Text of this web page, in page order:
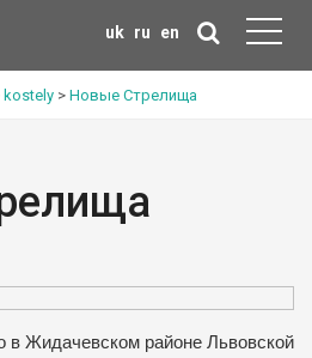
uk ru en
kostely > Новые Стрелища
Жидачевском районе Львовской